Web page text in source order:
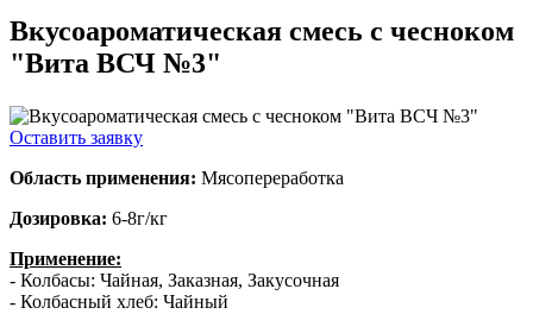
Вкусоароматическая смесь с чесноком
"Вита ВСЧ №3"
Оставить заявку
Область применения: Мясопереработка
Дозировка: 6-8г/кг
Применение:
- Колбасы: Чайная, Заказная, Закусочная
- Колбасный хлеб: Чайный